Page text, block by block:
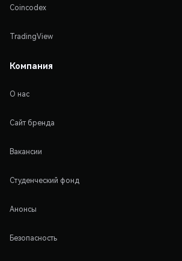
Coincodex
TradingView
Компания
О нас
Сайт бренда
Вакансии
Студенческий фонд
Анонсы
Безопасность